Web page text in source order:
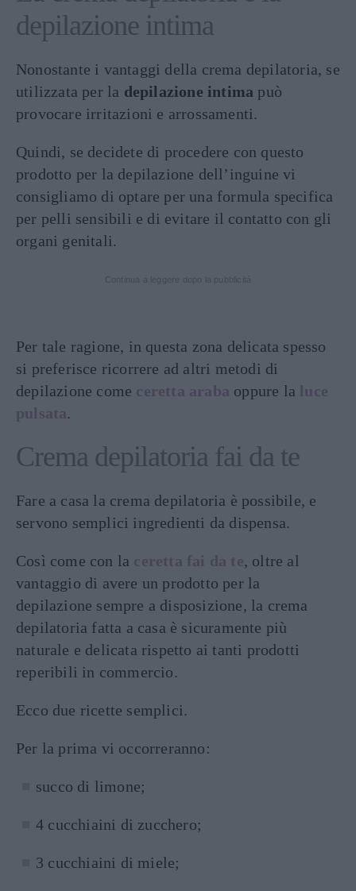
depilazione intima
Nonostante i vantaggi della crema depilatoria, se
utilizzata per la depilazione intima può
provocare irritazioni e arrossamenti.
Quindi, se decidete di procedere con questo
prodotto per la depilazione dell’inguine vi
consigliamo di optare per una formula specifica
per pelli sensibili e di evitare il contatto con gli
organi genitali.
Per tale ragione, in questa zona delicata spesso
si preferisce ricorrere ad altri metodi di
depilazione come ceretta araba oppure la luce
pulsata.
Crema depilatoria fai da te
Fare a casa la crema depilatoria è possibile, e
servono semplici ingredienti da dispensa.
Così come con la ceretta fai da te, oltre al
vantaggio di avere un prodotto per la
depilazione sempre a disposizione, la crema
depilatoria fatta a casa è sicuramente più
naturale e delicata rispetto ai tanti prodotti
reperibili in commercio.
Ecco due ricette semplici.
Per la prima vi occorreranno:
succo di limone;
4 cucchiaini di zucchero;
3 cucchiaini di miele;